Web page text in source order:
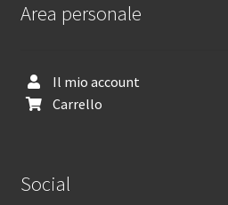
Area personale
Il mio account
Carrello
Social